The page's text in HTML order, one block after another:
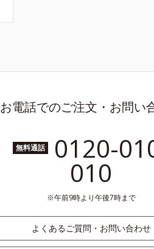
お電話でのご注文・お問い
無料通話 0120-
010
午前9時より午後7時まで
よくあるご質問・お問い合わせ